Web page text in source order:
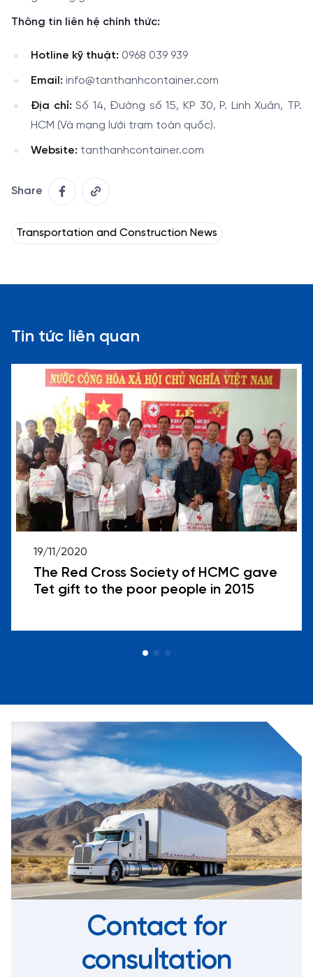
Thông tin liên hệ chính thức:
Hotline kỹ thuật: 0968 039 939
Email: info@tanthanhcontainer.com
Địa chỉ:Số 14, Đường số 15, KP 30, P. Linh Xuân, TP.
HCM (Và mạng lưới trạm toàn quốc).
Website: tanthanhcontainer.com
Share
Transportation and Construction News
Tin tức liên quan
19/11/2020
The Red Cross Society of HCMC gave
Tet gift to the poor people in 2015
Contact for
consultation